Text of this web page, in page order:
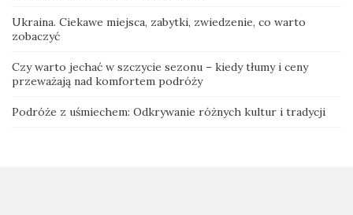
Ukraina. Ciekawe miejsca, zabytki, zwiedzenie, co warto
zobaczyć
Czy warto jechać w szczycie sezonu – kiedy tłumy i ceny
przeważają nad komfortem podróży
Podróże z uśmiechem: Odkrywanie różnych kultur i tradycji